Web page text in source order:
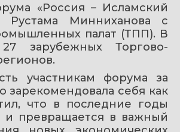
«Россия – Исламский
Рустама Минниханова с
палат (ТПП). В
зарубежных Торгово-
участникам форума за
зарекомендовала себя как
что в последние годы
и превращается в важный